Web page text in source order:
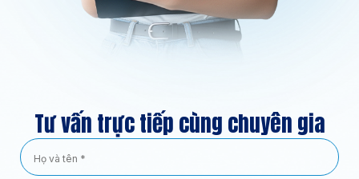
Tư vấn trực tiếp cùng chuyên gia